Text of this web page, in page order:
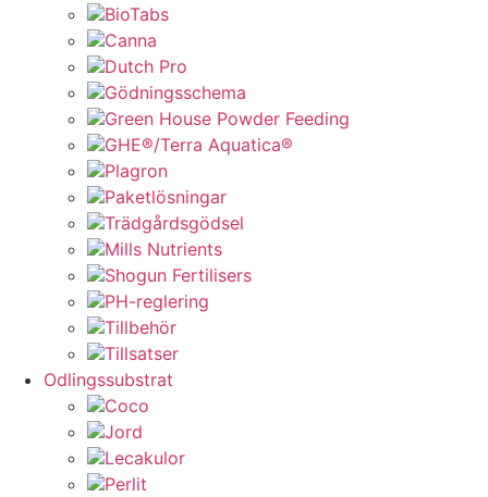
BioTabs
Canna
Dutch Pro
Gödningsschema
Green House Powder Feeding
GHE®/Terra Aquatica®
Plagron
Paketlösningar
Trädgårdsgödsel
Mills Nutrients
Shogun Fertilisers
PH-reglering
Tillbehör
Tillsatser
Odlingssubstrat
Coco
Jord
Lecakulor
Perlit